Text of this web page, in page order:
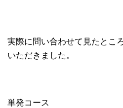
実際に問い合わせて見たとこ
いただきました。
単発コース